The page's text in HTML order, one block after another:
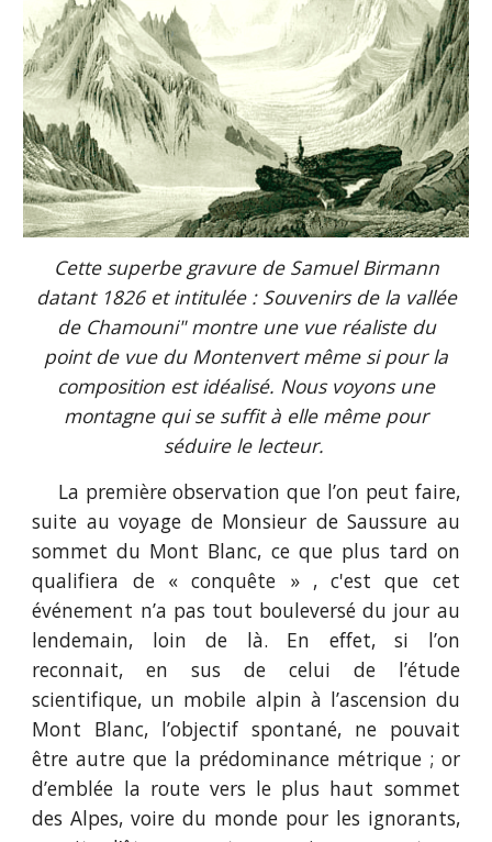
Cette superbe gravure de Samuel Birmann
datant 1826 et intitulée : Souvenirs de la vallée
de Chamouni" montre une vue réaliste du
point de vue du Montenvert même si pour la
composition est idéalisé. Nous voyons une
montagne qui se suffit à elle même pour
séduire le lecteur.
La première observation que l’on peut faire,
suite au voyage de Monsieur de Saussure au
sommet du Mont Blanc, ce que plus tard on
qualifiera de « conquête » , c'est que cet
événement n’a pas tout bouleversé du jour au
lendemain, loin de là. En effet, si l’on
reconnait, en sus de celui de l’étude
scientifique, un mobile alpin à l’ascension du
Mont Blanc, l’objectif spontané, ne pouvait
être autre que la prédominance métrique ; or
d’emblée la route vers le plus haut sommet
des Alpes, voire du monde pour les ignorants,